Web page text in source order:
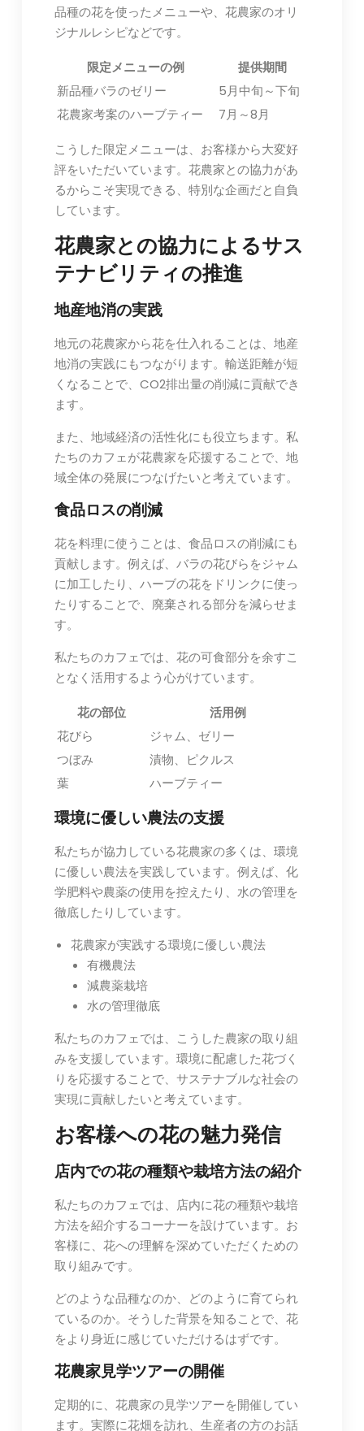
品種の花を使ったメニューや、花農家のオリ
ジナルレシピなどです。
限定メニューの例
提供期間
新品種バラのゼリー
5月中旬～下旬
花農家考案のハーブティー
7月～8月
こうした限定メニューは、お客様から大変好
評をいただいています。花農家との協力があ
るからこそ実現できる、特別な企画だと自負
しています。
花農家との協力によるサス
テナビリティの推進
地産地消の実践
地元の花農家から花を仕入れることは、地産
地消の実践にもつながります。輸送距離が短
くなることで、CO2排出量の削減に貢献でき
ます。
また、地域経済の活性化にも役立ちます。私
たちのカフェが花農家を応援することで、地
域全体の発展につなげたいと考えています。
食品ロスの削減
花を料理に使うことは、食品ロスの削減にも
貢献します。例えば、バラの花びらをジャム
に加工したり、ハーブの花をドリンクに使っ
たりすることで、廃棄される部分を減らせま
す。
私たちのカフェでは、花の可食部分を余すこ
となく活用するよう心がけています。
花の部位
活用例
花びら
ジャム、ゼリー
つぼみ
漬物、ピクルス
葉
ハーブティー
環境に優しい農法の支援
私たちが協力している花農家の多くは、環境
に優しい農法を実践しています。例えば、化
学肥料や農薬の使用を控えたり、水の管理を
徹底したりしています。
花農家が実践する環境に優しい農法
有機農法
減農薬栽培
水の管理徹底
私たちのカフェでは、こうした農家の取り組
みを支援しています。環境に配慮した花づく
りを応援することで、サステナブルな社会の
実現に貢献したいと考えています。
お客様への花の魅力発信
店内での花の種類や栽培方法の紹介
私たちのカフェでは、店内に花の種類や栽培
方法を紹介するコーナーを設けています。お
客様に、花への理解を深めていただくための
取り組みです。
どのような品種なのか、どのように育てられ
ているのか。そうした背景を知ることで、花
をより身近に感じていただけるはずです。
花農家見学ツアーの開催
定期的に、花農家の見学ツアーを開催してい
ます。実際に花畑を訪れ、生産者の方のお話